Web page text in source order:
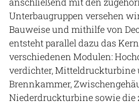
Unterbaugruppen versehen
Bauweise und mithilfe von
entsteht parallel dazu das
verschiedenen Modulen:
verdichter, Mitteldruckturbine
Brennkammer,
Niederdruckturbine sowie die